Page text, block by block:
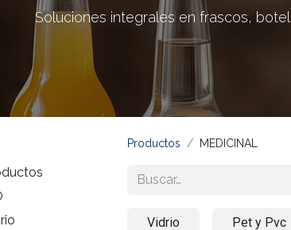
Soluciones integrales en frascos,
Productos MEDICINAL
Vidrio Pet y Pvc